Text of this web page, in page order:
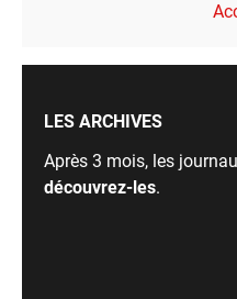
LES ARCHIVES
Après 3 mois, les
découvrez-les.